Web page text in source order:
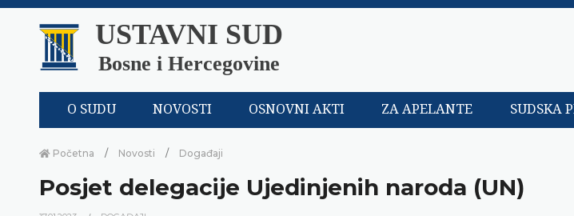
USTAVNI SUD
Bosne i Hercegovine
O SUDU NOVOSTI OSNOVNI AKTI ZA APELANTE SUDSKA
Početna Novosti Događaji
Posjet delegacije Ujedinjenih naroda (UN)